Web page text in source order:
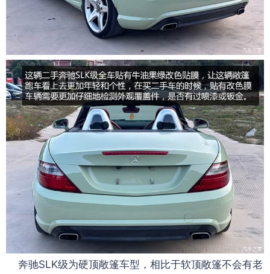
奔驰SLK级为硬顶敞篷车型，相比于软顶敞篷不会有老